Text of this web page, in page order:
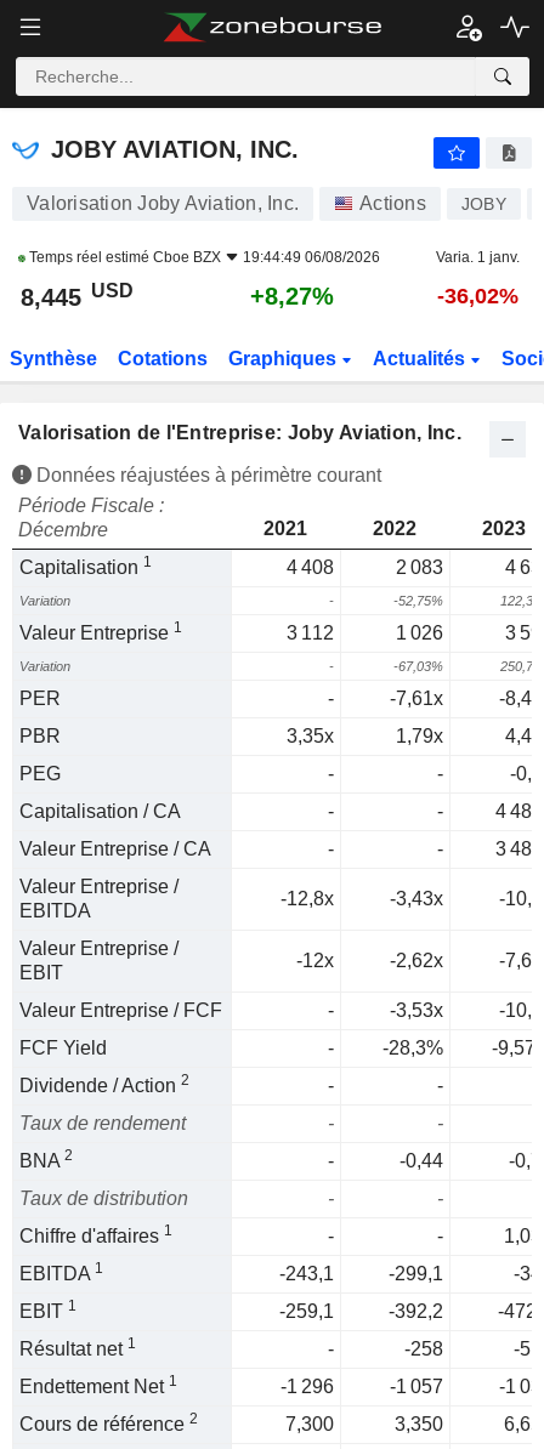
JOBY AVIATION, INC.
JOBY AVIATION, INC.
Valorisation Joby Aviation, Inc. Actions JOBY
Temps réel estimé Cboe BZX 19:44:49 06/08/2026 Varia. 1 janv.
8,445 USD +8,27% -36,02%
Synthèse Cotations Graphiques Actualités
Valorisation de l'Entreprise: Joby Aviation, Inc.
Données réajustées à périmètre courant
Période Fiscale :
Décembre
2021 2022
2023
Capitalisation 1 4 408 2 083 4
Variation - -52,75%
Valeur Entreprise 1 3 112 1 026 3
Variation - -67,03%
PER - -7,61x
-
PBR
3,35x 1,79x
PEG
- -
-
Capitalisation / CA
- -
4
Valeur Entreprise / CA
- -
3
Valeur Entreprise /
EBITDA
-12,8x -3,43x -
Valeur Entreprise /
EBIT
-12x -2,62x -
Valeur Entreprise / FCF - -3,53x
-
FCF Yield
- -28,3%
-
Dividende / Action 2 -
-
Taux de rendement
-
-
BNA 2 - -0,44
-
Taux de distribution
-
-
Chiffre d'affaires 1 - -
EBITDA 1 -243,1 -299,1
-
EBIT 1 -259,1 -392,2
-
Résultat net 1 - -258
-
Endettement Net 1 -1 296 -1 057
-1
Cours de référence 2 7,300 3,350